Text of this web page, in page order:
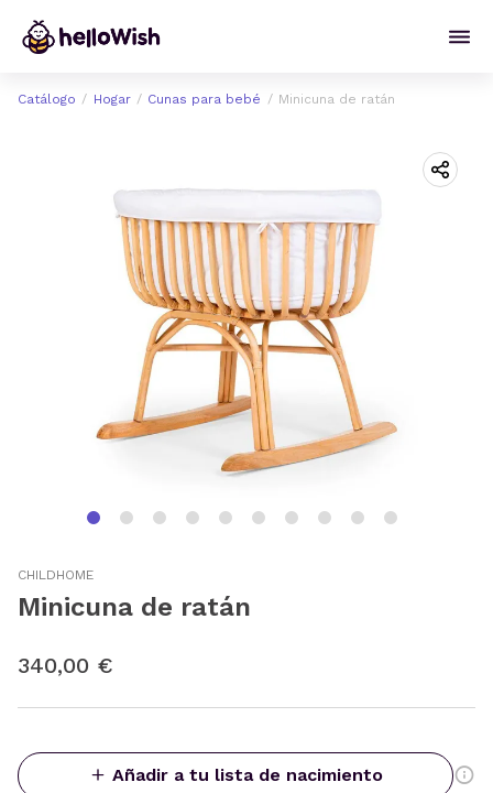
Catálogo Hogar Cunas para bebé Minicuna de ratán
CHILDHOME
Minicuna de ratán
340,00 €
Añadir a tu lista de nacimiento